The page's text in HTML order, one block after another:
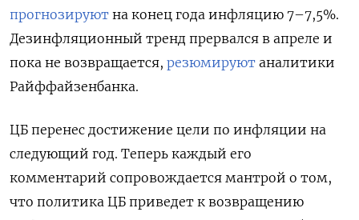
прогнозируют на конец года инфляцию 7–7,5%.
Дезинфляционный тренд прервался в апреле и
пока не возвращается, резюмируют аналитики
Райффайзенбанка.
ЦБ перенес достижение цели по инфляции на
следующий год. Теперь каждый его
комментарий сопровождается мантрой о том,
что политика ЦБ приведет к возвращению